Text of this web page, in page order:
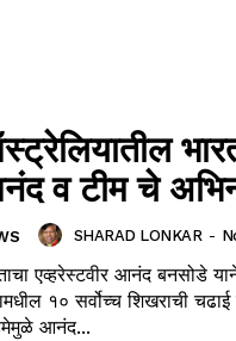
व टीम चे
SHARAD LONKAR -
एव्हरेस्टवीर आनंद बनसोडे
१० सर्वोच्च शिखराची
आनंद...